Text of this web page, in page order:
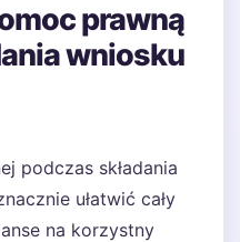
prawną
wniosku
podczas składania
ułatwić cały
na korzystny